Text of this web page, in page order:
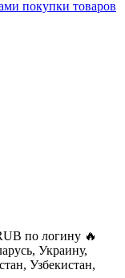
покупки товаров
по логину 🔥
Украину,
Узбекистан,